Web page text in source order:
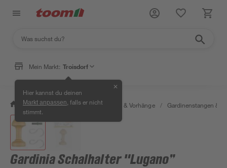
Mein Markt: Troisdorf
Hier kannst du deinen
Markt anpassen , falls er nicht
stimmt.
✕
/ Wohnen & Haushalt / Gardinen & Vorhänge / Gardinenstangen &
Gardinia Schalhalter "Lugano”